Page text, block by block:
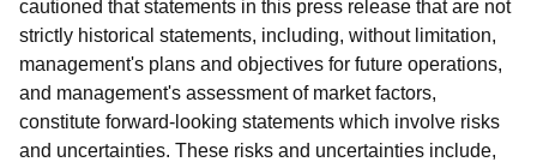
cautioned that statements in this press release that are not
strictly historical statements, including, without limitation,
management's plans and objectives for future operations,
and management's assessment of market factors,
constitute forward-looking statements which involve risks
and uncertainties. These risks and uncertainties include,